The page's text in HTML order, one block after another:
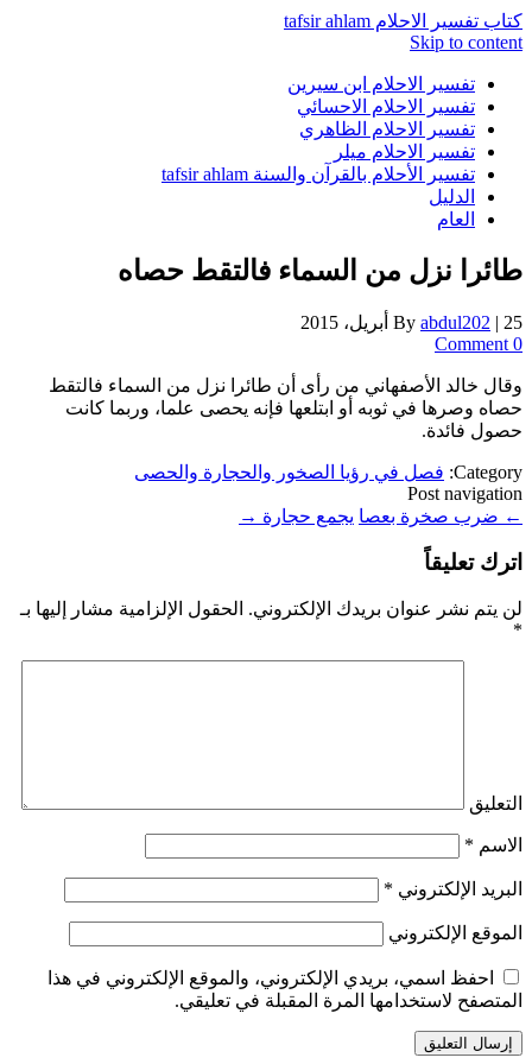
كتاب تفسير الاحلام tafsir ahlam
Skip to content
تفسير الاحلام ابن سيرين
تفسير الاحلام الاحسائي
تفسير الاحلام الظاهري
تفسير الاحلام ميلر
تفسير الأحلام بالقرآن والسنة tafsir ahlam
الدليل
العام
طائرا نزل من السماء فالتقط حصاه
By abdul202 | 25 أبريل، 2015
0 Comment
وقال خالد الأصفهاني من رأى أن طائرا نزل من السماء فالتقط
حصاه وصرها في ثوبه أو ابتلعها فإنه يحصى علما، وربما كانت
حصول فائدة.
Category: فصل في رؤيا الصخور والحجارة والحصى
Post navigation
← ضرب صخرة بعصا يجمع حجارة →
اترك تعليقاً
لن يتم نشر عنوان بريدك الإلكتروني. الحقول الإلزامية مشار إليها بـ
*
التعليق
الاسم *
البريد الإلكتروني *
الموقع الإلكتروني
احفظ اسمي، بريدي الإلكتروني، والموقع الإلكتروني في هذا
المتصفح لاستخدامها المرة المقبلة في تعليقي.